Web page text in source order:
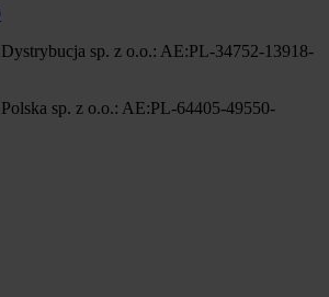
sp. z o.o.: AE:PL-34752-13918-
sp. z o.o.: AE:PL-64405-49550-